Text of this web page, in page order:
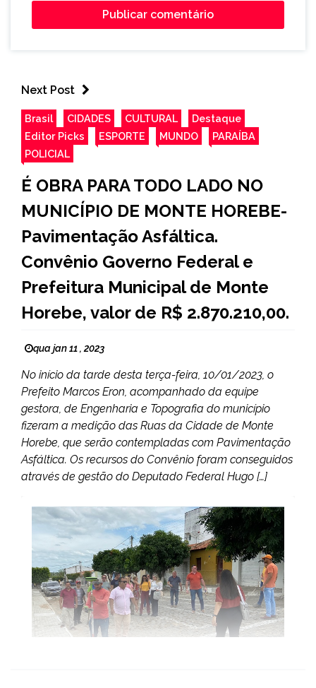
Next Post
Brasil CIDADES CULTURAL
Destaque
Editor Picks
ESPORTE MUNDO
PARAÍBA
POLICIAL
É OBRA PARA TODO LADO NO
MUNICÍPIO DE MONTE HOREBE-
Pavimentação Asfáltica.
Convênio Governo Federal e
Prefeitura Municipal de Monte
Horebe, valor de R$ 2.870.210,00.
qua jan 11 , 2023
No início da tarde desta terça-feira, 10/01/2023, o
Prefeito Marcos Eron, acompanhado da equipe
gestora, de Engenharia e Topografia do município
fizeram a medição das Ruas da Cidade de Monte
Horebe, que serão contempladas com Pavimentação
Asfáltica. Os recursos do Convênio foram conseguidos
através de gestão do Deputado Federal Hugo […]